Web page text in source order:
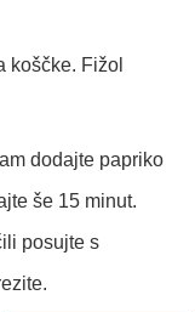
koščke. Fižol
dodajte papriko
še 15 minut.
posujte s